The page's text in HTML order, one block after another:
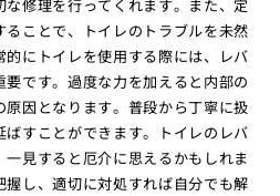
修理を行ってくれます。また、定
ことで、トイレのトラブルを未然
にトイレを使用する際には、レバ
です。過度な力を加えると内部の
因となります。普段から丁寧に扱
すことができます。トイレのレバ
見すると厄介に思えるかもしれま
し、適切に対処すれば自分でも解